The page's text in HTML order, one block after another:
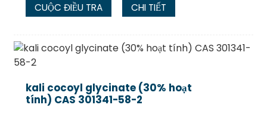
CUỘC ĐIỀU TRA CHI TIẾT
kali cocoyl glycinate (30% hoạt
tính) CAS 301341-58-2